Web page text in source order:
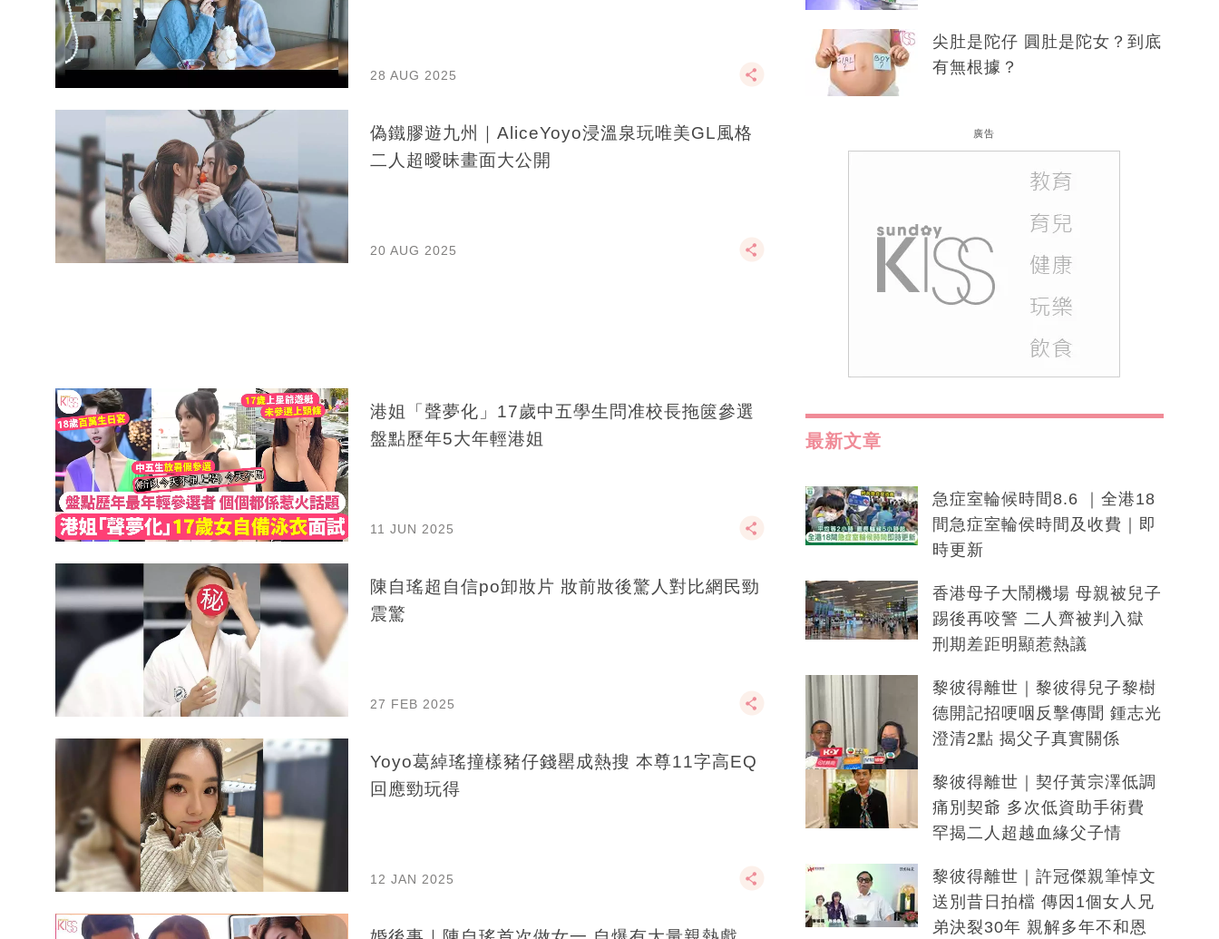
28 AUG 2025
偽鐵膠遊九州｜AliceYoyo浸溫泉玩唯美GL風格
二人超曖昧畫面大公開
20 AUG 2025
港姐「聲夢化」17歲中五學生問准校長拖篋參選
盤點歷年5大年輕港姐
11 JUN 2025
陳自瑤超自信po卸妝片 妝前妝後驚人對比網民勁
震驚
27 FEB 2025
Yoyo葛綽瑤撞樣豬仔錢罌成熱搜 本尊11字高EQ
回應勁玩得
12 JAN 2025
尖肚是陀仔 圓肚是陀女？到底
有無根據？
廣告
最新文章
急症室輪候時間8.6 ｜全港18
間急症室輪侯時間及收費｜即
時更新
香港母子大鬧機場 母親被兒子
踢後再咬警 二人齊被判入獄
刑期差距明顯惹熱議
黎彼得離世｜黎彼得兒子黎樹
德開記招哽咽反擊傳聞 鍾志光
澄清2點 揭父子真實關係
黎彼得離世｜契仔黃宗澤低調
痛別契爺 多次低資助手術費
罕揭二人超越血緣父子情
黎彼得離世｜許冠傑親筆悼文
送別昔日拍檔 傳因1個女人兄
弟決裂30年 親解多年不和恩